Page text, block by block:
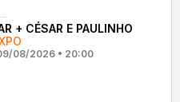
+ CÉSAR E PAULINHO
08/2026 • 20:00